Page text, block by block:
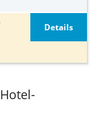
Details